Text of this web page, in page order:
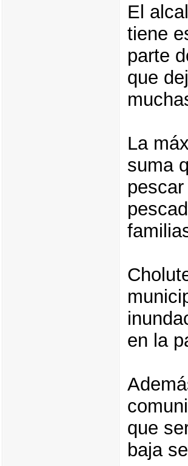
El
tiene
parte
que
La
suma
en la
que
baja